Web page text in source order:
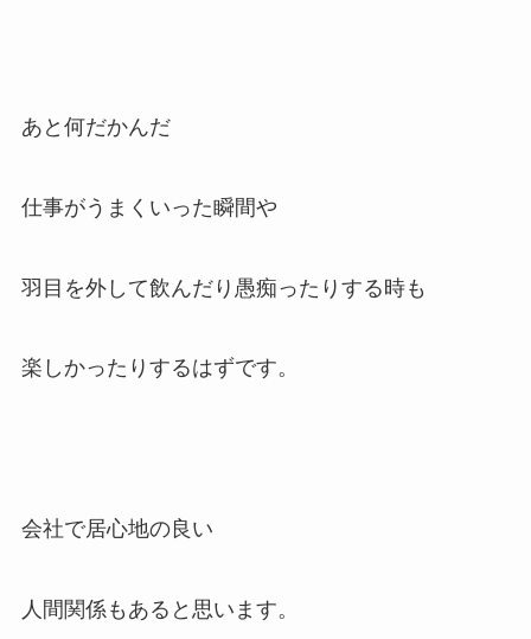
あと何だかんだ
仕事がうまくいった瞬間や
羽目を外して飲んだり愚痴ったりする時も
楽しかったりするはずです。
会社で居心地の良い
人間関係もあると思います。